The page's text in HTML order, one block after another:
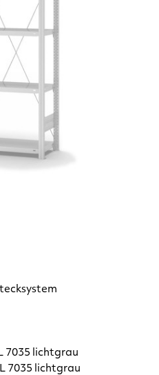
7035 lichtgrau
7035 lichtgrau